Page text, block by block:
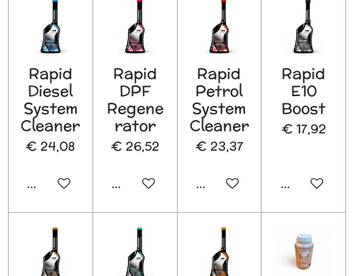
Rapid
Diesel
System
Cleaner
€ 24,08
In winkelwagen
Rapid
DPF
Regene
rator
€ 26,52
In winkelwagen
Rapid
Petrol
System
Cleaner
€ 23,37
In winkelwagen
Rapid
E10
Boost
€ 17,92
In